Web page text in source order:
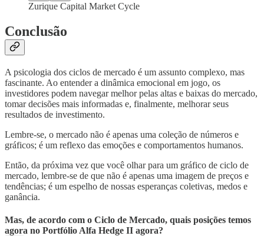
Zurique Capital Market Cycle
Conclusão
A psicologia dos ciclos de mercado é um assunto complexo, mas
fascinante. Ao entender a dinâmica emocional em jogo, os
investidores podem navegar melhor pelas altas e baixas do mercado,
tomar decisões mais informadas e, finalmente, melhorar seus
resultados de investimento.
Lembre-se, o mercado não é apenas uma coleção de números e
gráficos; é um reflexo das emoções e comportamentos humanos.
Então, da próxima vez que você olhar para um gráfico de ciclo de
mercado, lembre-se de que não é apenas uma imagem de preços e
tendências; é um espelho de nossas esperanças coletivas, medos e
ganância.
Mas, de acordo com o Ciclo de Mercado, quais posições temos
agora no Portfólio Alfa Hedge II agora?